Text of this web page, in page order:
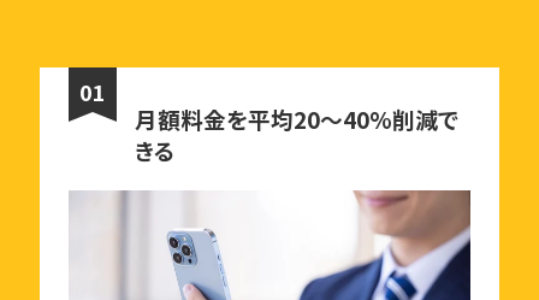
01
月額料金を平均20〜40%削減で
きる